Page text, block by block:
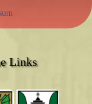
Links